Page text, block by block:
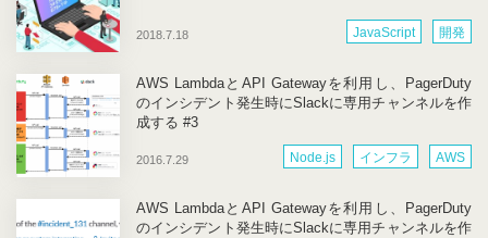
2018.7.18 JavaScript 開発
2016.7.29
AWS LambdaとAPI Gatewayを利用し、PagerDuty
のインシデント発生時にSlackに専用チャンネルを作
成する #3
Node.js インフラ AWS
AWS LambdaとAPI Gatewayを利用し、PagerDuty
のインシデント発生時にSlackに専用チャンネルを作